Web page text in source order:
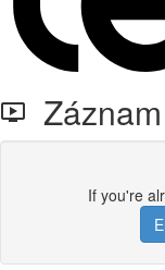
If you're